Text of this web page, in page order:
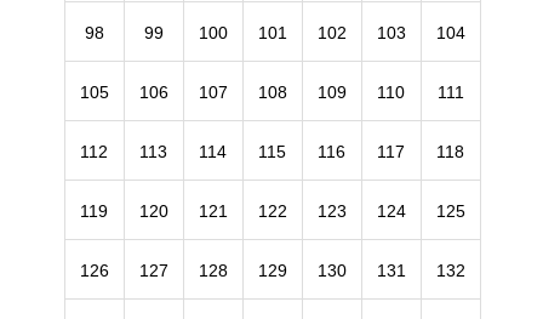
98 99 100 101 102 103 104
105 106 107 108 109 110 111
112 113 114 115 116 117 118
119 120 121 122 123 124 125
126 127 128 129 130 131 132